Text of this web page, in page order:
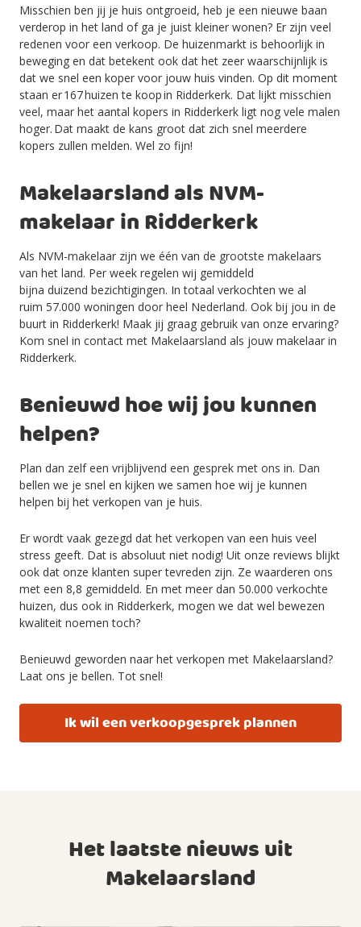
Misschien ben jij je huis ontgroeid, heb je een nieuwe baan
verderop in het land of ga je juist kleiner wonen? Er zijn veel
redenen voor een verkoop. De huizenmarkt is behoorlijk in
beweging en dat betekent ook dat het zeer waarschijnlijk is
dat we snel een koper voor jouw huis vinden. Op dit moment
staan er 167huizen te koop in Ridderkerk. Dat lijkt misschien
veel, maar het aantal kopers in Ridderkerk ligt nog vele malen
hoger. Dat maakt de kans groot dat zich snel meerdere
kopers zullen melden. Wel zo fijn!
Makelaarsland als NVM-
makelaar in Ridderkerk
Als NVM-makelaar zijn we één van de grootste makelaars
van het land. Per week regelen wij gemiddeld
bijna duizend bezichtigingen. In totaal verkochten we al
ruim 57.000 woningen door heel Nederland. Ook bij jou in de
buurt in Ridderkerk! Maak jij graag gebruik van onze ervaring?
Kom snel in contact met Makelaarsland als jouw makelaar in
Ridderkerk.
Benieuwd hoe wij jou kunnen
helpen?
Plan dan zelf een vrijblijvend een gesprek met ons in. Dan
bellen we je snel en kijken we samen hoe wij je kunnen
helpen bij het verkopen van je huis.
Er wordt vaak gezegd dat het verkopen van een huis veel
stress geeft. Dat is absoluut niet nodig! Uit onze reviews blijkt
ook dat onze klanten super tevreden zijn. Ze waarderen ons
met een 8,8 gemiddeld. En met meer dan 50.000 verkochte
huizen, dus ook in Ridderkerk, mogen we dat wel bewezen
kwaliteit noemen toch?
Benieuwd geworden naar het verkopen met Makelaarsland?
Laat ons je bellen. Tot snel!
Ik wil een verkoopgesprek plannen
Het laatste nieuws uit
Makelaarsland